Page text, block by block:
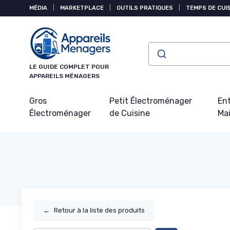
MÉDIA MARKETPLACE OUTILS PRATIQUES TEMPS DE
LE GUIDE COMPLET POUR
APPAREILS MÉNAGERS
Gros
Électroménager
Petit Électroménager
de Cuisine
← Retour à la liste des produits
Panneau de gestion des cookies